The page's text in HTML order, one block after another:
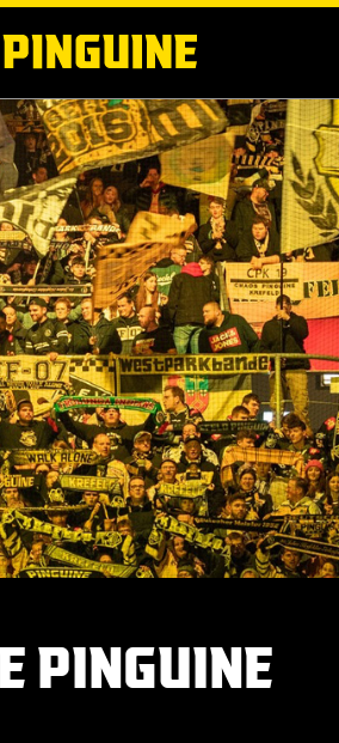
PINGUINE